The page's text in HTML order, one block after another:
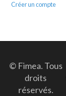
Créer un compte
© Fimea. Tous
droits
réservés.